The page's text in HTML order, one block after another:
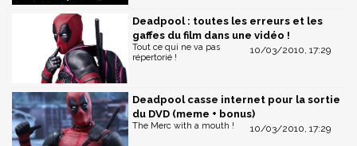
Deadpool : toutes les erreurs et les
gaffes du film dans une vidéo !
10/03/2010, 17:29
Tout ce qui ne va pas
répertorié !
Deadpool casse internet pour la sortie
du DVD (meme + bonus)
10/03/2010, 17:29
The Merc with a mouth !